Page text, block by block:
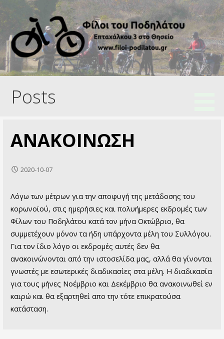
to
content
Φίλοι του Ποδηλάτου
Ποδηλατικός Σύλλογος
Posts
ΑΝΑΚΟΙΝΩΣΗ
2020-10-07
Λόγω των μέτρων για την αποφυγή της μετάδοσης του
κορωνοϊού, στις ημερήσιες και πολυήμερες εκδρομές των
Φίλων του Ποδηλάτου κατά τον μήνα Οκτώβριο, θα
συμμετέχουν μόνον τα ήδη υπάρχοντα μέλη του Συλλόγου.
Για τον ίδιο λόγο οι εκδρομές αυτές δεν θα
ανακοινώνονται από την ιστοσελίδα μας, αλλά θα γίνονται
γνωστές με εσωτερικές διαδικασίες στα μέλη. Η διαδικασία
για τους μήνες Νοέμβριο και Δεκέμβριο θα ανακοινωθεί εν
καιρώ και θα εξαρτηθεί απο την τότε επικρατούσα
κατάσταση.